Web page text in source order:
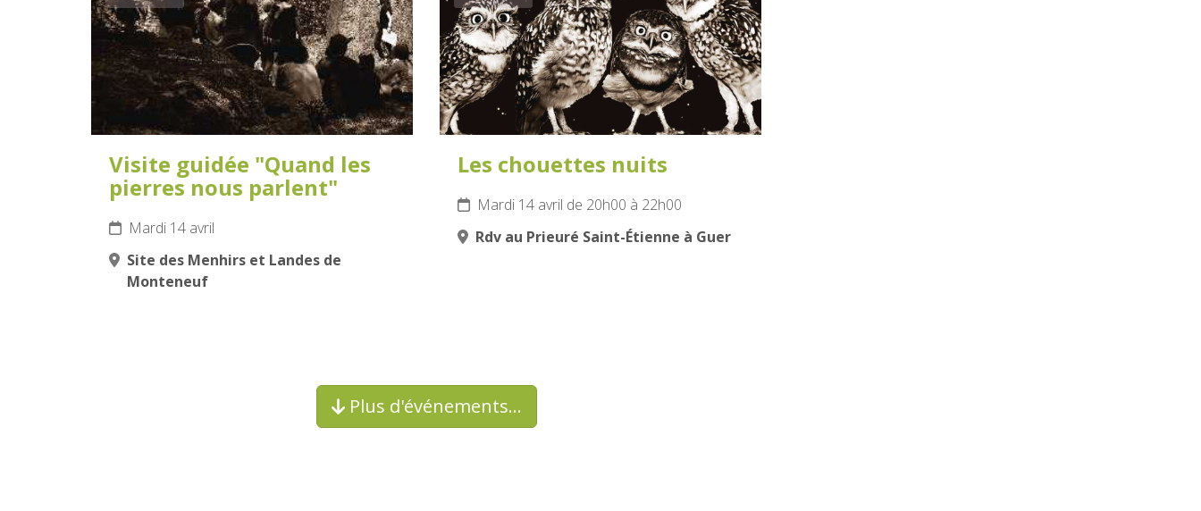
Visite guidée "Quand les
pierres nous parlent"
Mardi 14 avril
Site des Menhirs et Landes de
Monteneuf
Les chouettes nuits
Mardi 14 avril de 20h00 à 22h00
Rdv au Prieuré Saint-Étienne à Guer
Plus d'événements…